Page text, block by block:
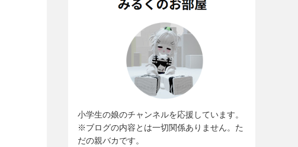
小学生の娘のチャンネルを応援しています。
※ブログの内容とは一切関係ありません。た
だの親バカです。